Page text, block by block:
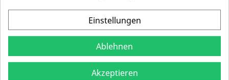
Halskette Spirale
Einstellungen
Ablehnen
Akzeptieren